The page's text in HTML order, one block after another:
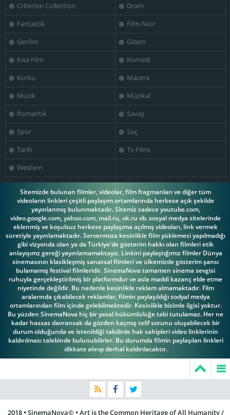
Criterion Collection
Dram
Fantastik
Film-Noir
Gerilim
Gizem
Kısa Film
Komedi
Korku
Macera
Müzik
Müzikal
Romantik
Savaş
Spor
Suç
Tarih
Tv Filmi
Western
Sitemizde bulunan filmler, videolar, film fragmanları ve diğer tüm
videoların linkleri çeşitli paylaşım ortamlarında herkese açık şekilde
yayınlanmış bulunmaktadır. Sitemiz sadece youtube.com,
video.google.com, yahoo.com, mail.ru, ok.ru vb. sosyal medya sitelerinde
eklenmiş ve koşulsuz herkese paylaşıma açılmış videoları, link vermek
süretiyle yayınlamaktadır. Serverımıza kesinlikle film yüklemesi yapılmadığı
gibi vizyonda olan ya da Türkiye'de gösterim hakkı olan filmleri etik
anlayışımz gereği yayınlamamaktayız. Linkini paylaştığımız filmler Dünya
sinemasının klasikleşmiş sanatsal filmleri ve ülkemizde gösterim şansı
bulamamış festival filmleridir. SinemaNova tamamen sinema sevgisi
ruhuyla gerçekleştirilmiş bir platformdur ve asla maddi kazanç elde etme
niyetinde değildir. Bu nedenle kesinlikle reklam almamaktadır. Film
aralarında çıkabilecek reklamlar, filmin paylaşıldığı sodyal medya
ortamlarından film içinde gelebilmektedir. Kesinlikle bizimle ilgisi yoktur.
Bu yüzden SinemaNova hiç bir yasal hükümlülüğe tabi tutulamaz. Her ne
kadar hassas davransak da gözden kaçmış telif sorunu oluşabilecek bir
durum olduğunda ve istenildiği takdirde hak sahipleri video linklerinin
kaldırılması talebinde bulunubilirler. Bu durumda filmin paylaşılan linkleri
dikkate alınıp derhal kaldırılacaktır.
2018 • SinemaNova© • Art is the Common Heritage of All Humanity /